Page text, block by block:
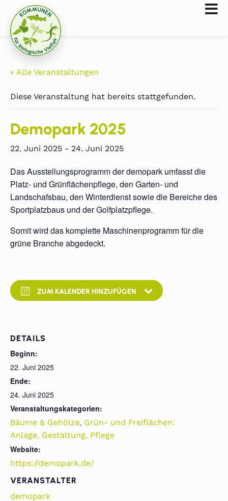
« Alle Veranstaltungen
Diese Veranstaltung hat bereits stattgefunden.
Demopark 2025
22. Juni 2025 - 24. Juni 2025
Das Ausstellungsprogramm der demopark umfasst die
Platz- und Grünflächenpflege, den Garten- und
Landschafsbau, den Winterdienst sowie die Bereiche des
Sportplatzbaus und der Golfplatzpflege.
Somit wird das komplette Maschinenprogramm für die
grüne Branche abgedeckt.
ZUM KALENDER HINZUFÜGEN
DETAILS
Beginn:
22. Juni 2025
Ende:
24. Juni 2025
Veranstaltungskategorien:
Bäume & Gehölze, Grün- und Freiflächen:
Anlage, Gestaltung, Pflege
Website:
https://demopark.de/
VERANSTALTER
demopark